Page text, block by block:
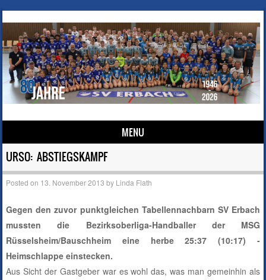
MENU
Skip to content
URSO: ABSTIEGSKAMPF
Posted on 13. November 2013 by Linda Flath
Gegen den zuvor punktgleichen Tabellennachbarn SV Erbach
mussten die Bezirksoberliga-Handballer der MSG
Rüsselsheim/Bauschheim eine herbe 25:37 (10:17) -
Heimschlappe einstecken.
Aus Sicht der Gastgeber war es wohl das, was man gemeinhin als